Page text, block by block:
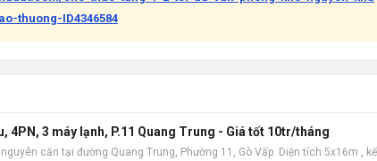
thuong-ID4346584
4PN, 3 máy lạnh, P.11 Quang Trung - Giá tốt 10tr/tháng
căn tại đường Quang Trung, Phường 11, Gò Vấp. Diện tích 5x16m ,